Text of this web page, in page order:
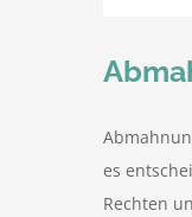
es
Rechten